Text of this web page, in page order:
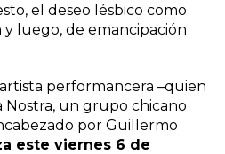
el deseo lésbico como
luego, de emancipación
performancera –quien
Nostra, un grupo chicano
por Guillermo
este viernes 6 de